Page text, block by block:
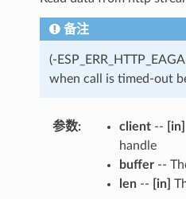
备注
(-
when call is timed-out
参数 client-- [in]
handle
buffer--
len-- [in]